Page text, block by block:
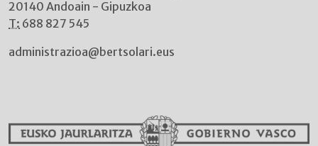
20140 Andoain - Gipuzkoa
T: 688 827 545
administrazioa@bertsolari.eus